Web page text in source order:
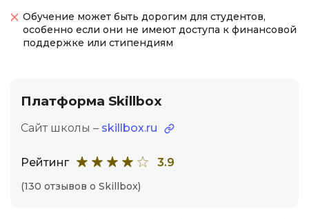
Обучение может быть дорогим для студентов,
особенно если они не имеют доступа к финансовой
поддержке или стипендиям
Платформа Skillbox
Сайт школы – skillbox.ru
Рейтинг 3.9
(130 отзывов о Skillbox)